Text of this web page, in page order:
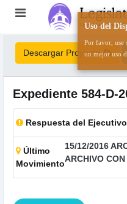
Descargar Proyecto
Expediente 584-D-
Respuesta del Ejecutivo
Último
Movimiento
15/12/2016
ARCHIVO
Uso del
Por favor, use
un mejor uso